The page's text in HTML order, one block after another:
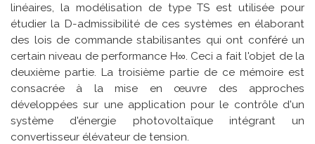
linéaires, la modélisation de type TS est utilisée pour
étudier la D-admissibilité de ces systèmes en élaborant
des lois de commande stabilisantes qui ont conféré un
certain niveau de performance H∞. Ceci a fait l'objet de la
deuxième partie. La troisième partie de ce mémoire est
consacrée à la mise en œuvre des approches
développées sur une application pour le contrôle d'un
système d'énergie photovoltaïque intégrant un
convertisseur élévateur de tension.